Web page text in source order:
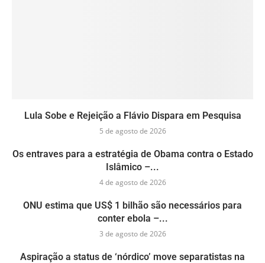
Lula Sobe e Rejeição a Flávio Dispara em Pesquisa
5 de agosto de 2026
Os entraves para a estratégia de Obama contra o Estado
Islâmico –...
4 de agosto de 2026
ONU estima que US$ 1 bilhão são necessários para
conter ebola –...
3 de agosto de 2026
Aspiração a status de ‘nórdico’ move separatistas na